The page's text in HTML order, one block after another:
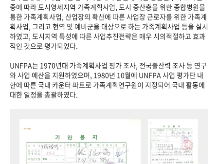
중에 따라 도시영세지역 가족계획사업, 도시 중산층을 위한 종합병원을
통한 가족계획사업, 산업장의 확산에 따른 사업장 근로자를 위한 가족계
획사업, 그리고 현역 및 예비군을 대상으로 하는 가족계획사업 등을 실시
하였고, 도시지역 특성에 따른 사업추진전략은 매우 시의적절하고 효과
적인 것으로 평가되었다.
UNFPA는 1970년대 가족계획사업 평가 조사, 전국출산력 조사 등 연구
와 사업 예산을 지원하였으며, 1980년 10월에 UNFPA 사업 평가단 내
한에 따른 국내 카운터 파트로 가족계획연구원이 지정되어 국내 활동에
대한 일정을 총괄하였다.